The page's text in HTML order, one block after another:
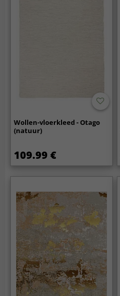
Wollen-vloerkleed - Otago
(natuur)
109.99 €